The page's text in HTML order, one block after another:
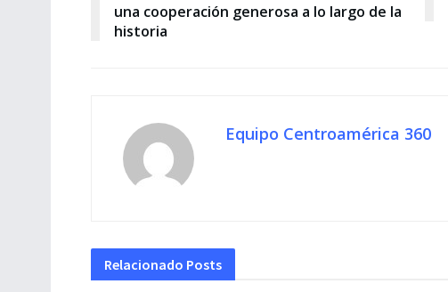
una cooperación generosa a lo largo de la
historia
Equipo Centroamérica 360
Relacionado Posts